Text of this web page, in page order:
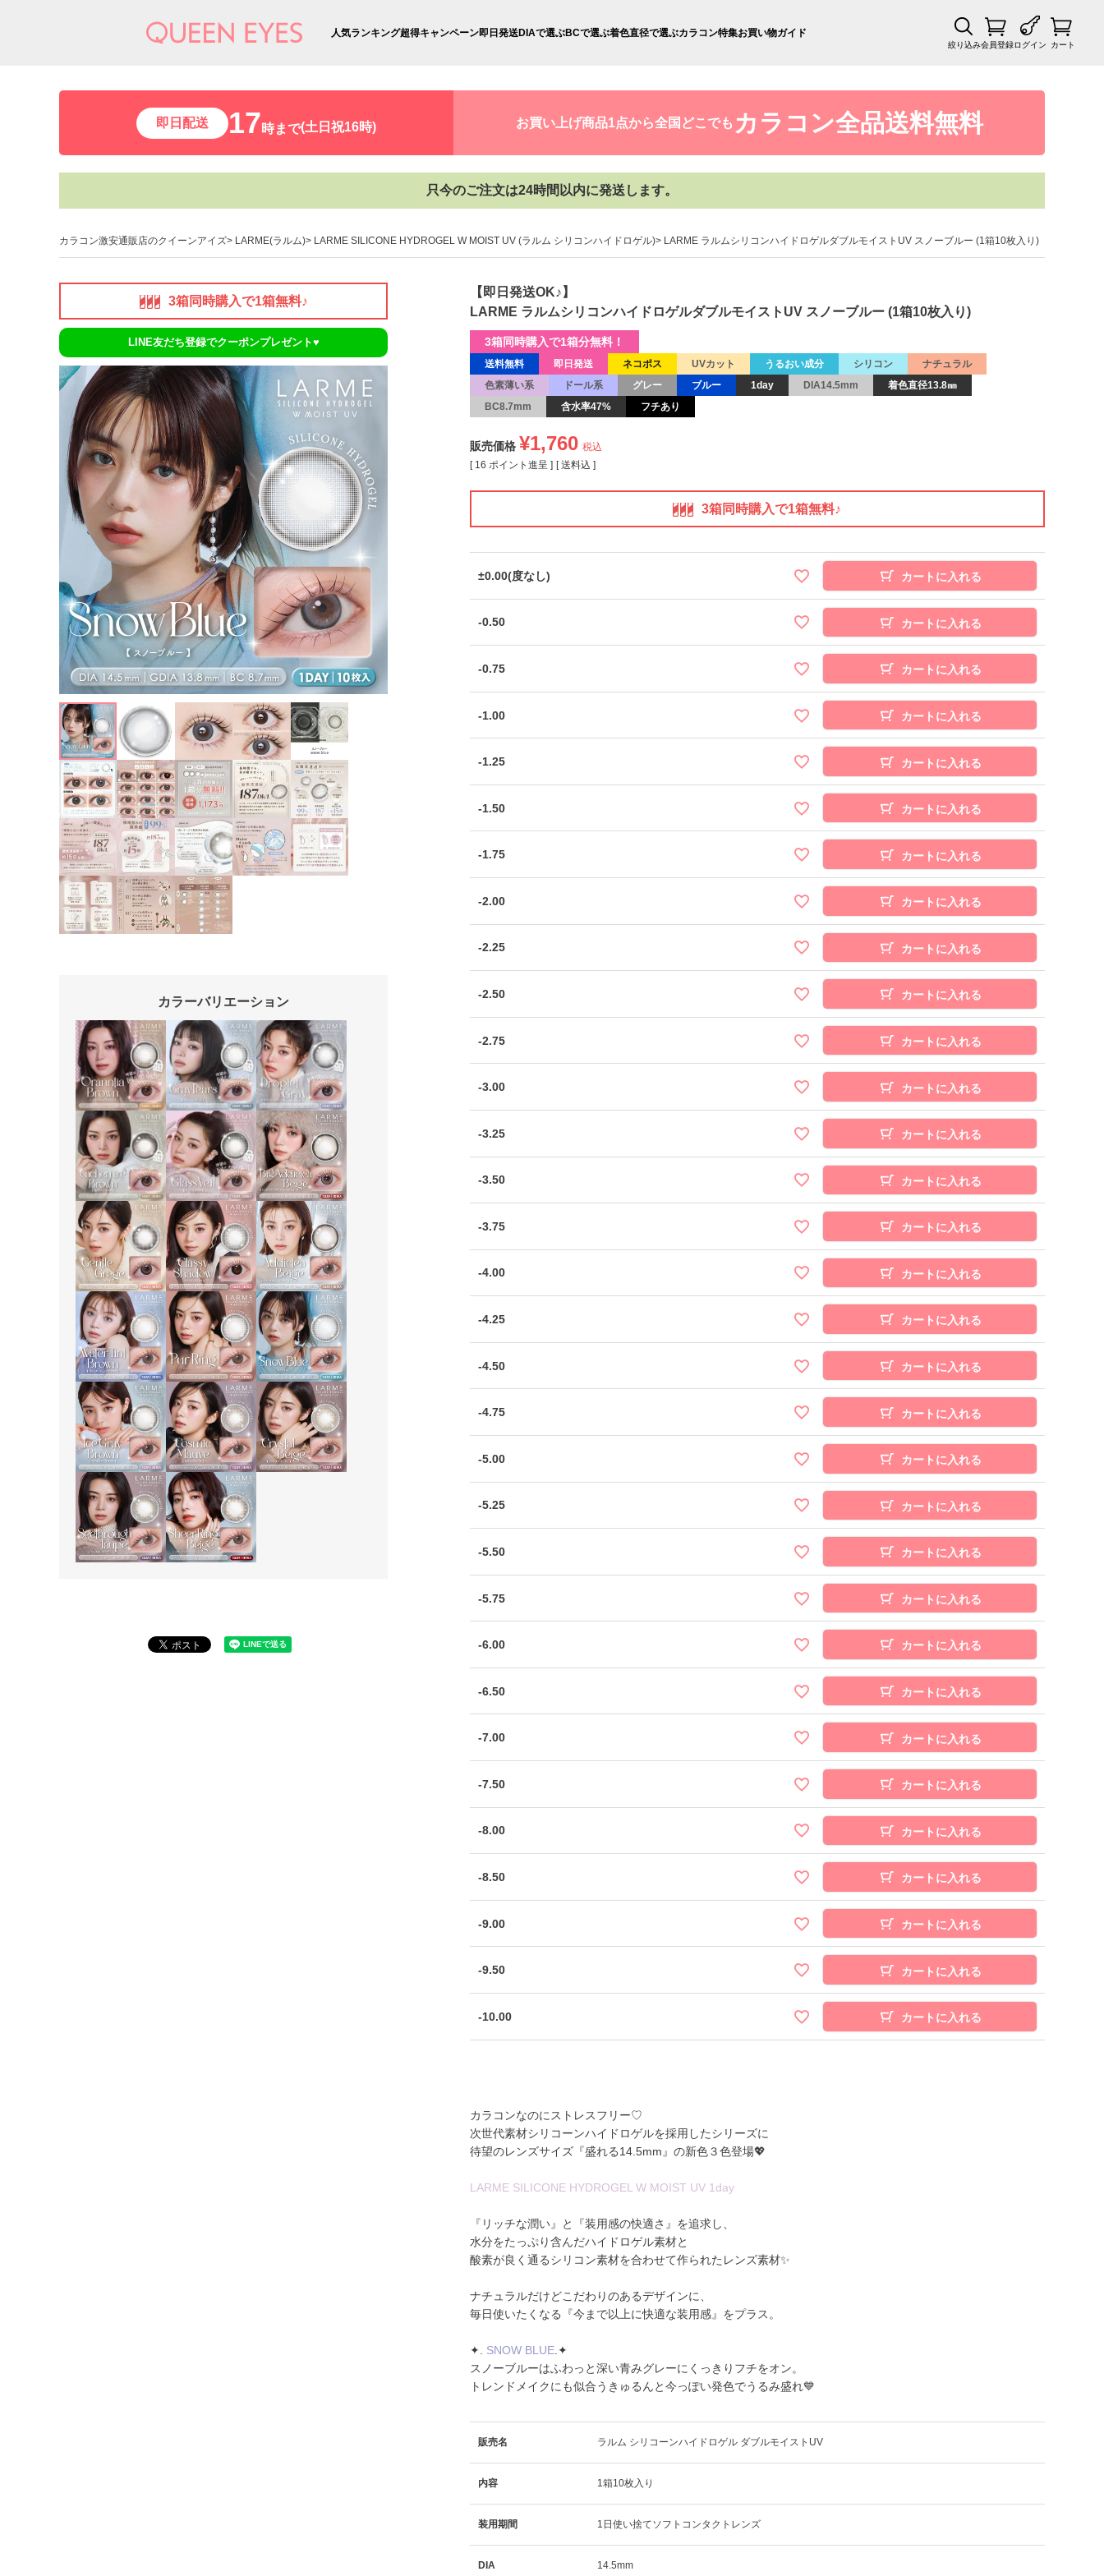
人気ランキング超得キャンペーン即日発送DIAで選ぶBCで選ぶ着色直径で選ぶカラコン特集お買い物ガイド
絞り込み会員登録ログイン カート
即日配送 17時まで(土日祝16時) お買い上げ商品1点から全国どこでも カラコン全品送料無料
只今のご注文は24時間以内に発送します。
カラコン激安通販店のクイーンアイズ LARME(ラルム) LARME SILICONE HYDROGEL W MOIST UV (ラルム シリコンハイドロゲル) LARME ラルムシリコンハイドロゲルダブルモイストUV スノーブルー (1箱10枚入り)
3箱同時購入で1箱無料♪
LINE友だち登録でクーポンプレゼント♥
カラーバリエーション
【即日発送OK♪】
LARME ラルムシリコンハイドロゲルダブルモイストUV スノーブルー (1箱10枚入り)
送料無料 即日発送 ネコポス UVカット うるおい成分 シリコン
ナチュラル
色素薄い系
ドール系 グレー ブルー 1day DIA14.5mm
着色直径13.8㎜
BC8.7mm
含水率47% フチあり
3箱同時購入で1箱分無料！
販売価格 ¥1,760 税込
[ 16 ポイント進呈 ] 送料込
3箱同時購入で1箱無料♪
±0.00(度なし) カートに入れる
-0.50 カートに入れる
-0.75 カートに入れる
-1.00 カートに入れる
-1.25 カートに入れる
-1.50 カートに入れる
-1.75 カートに入れる
-2.00 カートに入れる
-2.25 カートに入れる
-2.50 カートに入れる
-2.75 カートに入れる
-3.00 カートに入れる
-3.25 カートに入れる
-3.50 カートに入れる
-3.75 カートに入れる
-4.00 カートに入れる
-4.25 カートに入れる
-4.50 カートに入れる
-4.75 カートに入れる
-5.00 カートに入れる
-5.25 カートに入れる
-5.50 カートに入れる
-5.75 カートに入れる
-6.00 カートに入れる
-6.50 カートに入れる
-7.00 カートに入れる
-7.50 カートに入れる
-8.00 カートに入れる
-8.50 カートに入れる
-9.00 カートに入れる
-9.50 カートに入れる
-10.00 カートに入れる
カラコンなのにストレスフリー♡
次世代素材シリコーンハイドロゲルを採用したシリーズに
待望のレンズサイズ『盛れる14.5mm』の新色３色登場💖
LARME SILICONE HYDROGEL W MOIST UV 1day
『リッチな潤い』と『装用感の快適さ』を追求し、
水分をたっぷり含んだハイドロゲル素材と
酸素が良く通るシリコン素材を合わせて作られたレンズ素材✨
ナチュラルだけどこだわりのあるデザインに、
毎日使いたくなる『今まで以上に快適な装用感』をプラス。
✦️. SNOW BLUE.✦️
スノーブルーはふわっと深い青みグレーにくっきりフチをオン。
トレンドメイクにも似合うきゅるんと今っぽい発色でうるみ盛れ💙
販売名 ラルム シリコーンハイドロゲル ダブルモイストUV
内容 1箱10枚入り
装用期間 1日使い捨てソフトコンタクトレンズ
DIA 14.5mm